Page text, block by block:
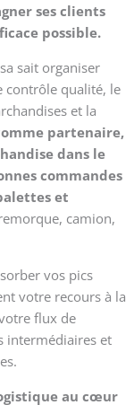
ses clients
possible.
sait organiser
contrôle qualité, le
et la
partenaire,
dans le
commandes
et
camion,
vos pics
votre recours à la
flux de
intermédiaires et
au cœur